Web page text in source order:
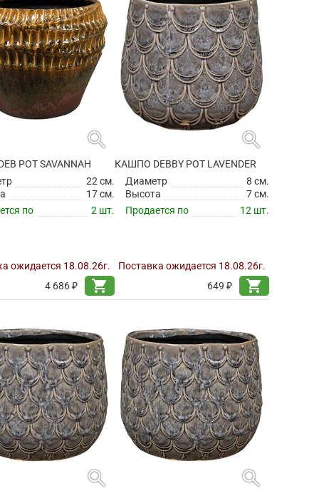
search
POT SAVANNAH
22 см.
17 см.
по
2 шт.
ожидается 18.08.26г.
4 686 ₽
shopping_cart
search
КАШПО DEBBY POT LAVENDER
Диаметр
8 см.
Высота
7 см.
Продается по
12 шт.
Поставка ожидается 18.08.26г.
649 ₽
shopping_cart
search search